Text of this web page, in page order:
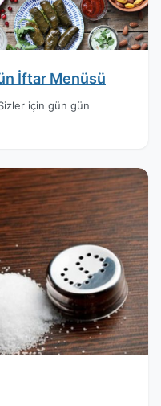
İftar Menüsü
için gün gün